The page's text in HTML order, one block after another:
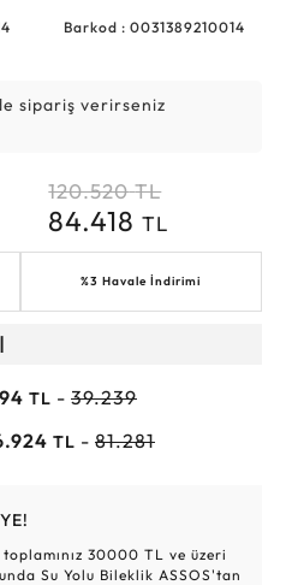
Barkod : 0031389210014
sipariş verirseniz
120.520 TL
84.418TL
%3 Havale İndirimi
TL - 39.239
TL - 81.281
toplamınız 30000 TL ve üzeri
Su Yolu Bileklik ASSOS'tan